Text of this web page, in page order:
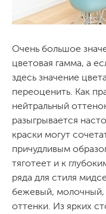
Очень большое
цветовая гамма, а
здесь значение
переоценить. Как
нейтральный
разыгрывается
краски могут
причудливым
тяготеет и к
ряда для стиля
бежевый,
оттенки. Из ярких